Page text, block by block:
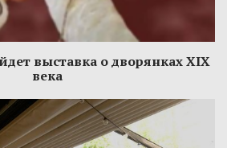
выставка о дворянках XIX
века